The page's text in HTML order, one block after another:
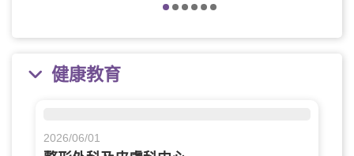
健康教育
2026/06/01